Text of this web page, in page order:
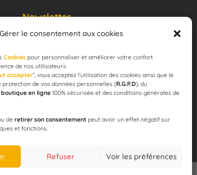
Gérer le consentement aux cookies
Cookies pour personnaliser et améliorer votre confort
de nos utilisateurs.
accepter”, vous acceptez l’utilisation des cookies ainsi que le
de vos données personnelles (R.G.P.D), du
boutique en ligne 100% sécurisée et des conditions générales de
de retirer son consentement peut avoir un effet négatif sur
et fonctions.
Refuser Voir les préférences
!
Newsletter
email JE M'ABONNE